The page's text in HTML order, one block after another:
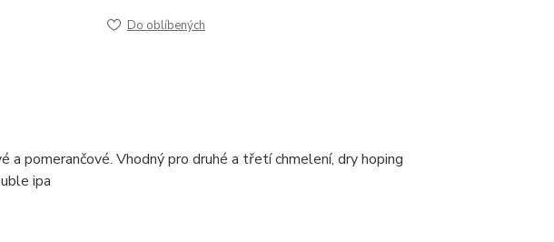
Do oblíbených
a pomerančové. Vhodný pro druhé a třetí chmelení, dry hoping
ipa